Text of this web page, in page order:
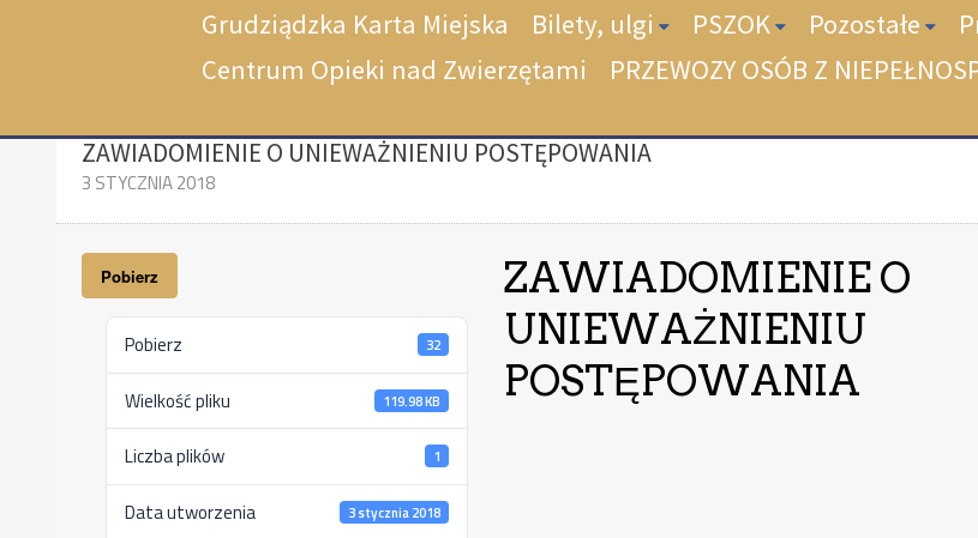
Grudziądzka Karta Miejska Bilety, ulgi PSZOK Pozostałe
Centrum Opieki nad Zwierzętami
PRZEWOZY OSÓB Z
ZAWIADOMIENIE O UNIEWAŻNIENIU POSTĘPOWANIA
3 STYCZNIA 2018
Pobierz
Pobierz 32
Wielkość pliku 119.98 KB
Liczba plików 1
Data utworzenia 3 stycznia 2018
ZAWIADOMIENIE O
UNIEWAŻNIENIU
POSTĘPOWANIA